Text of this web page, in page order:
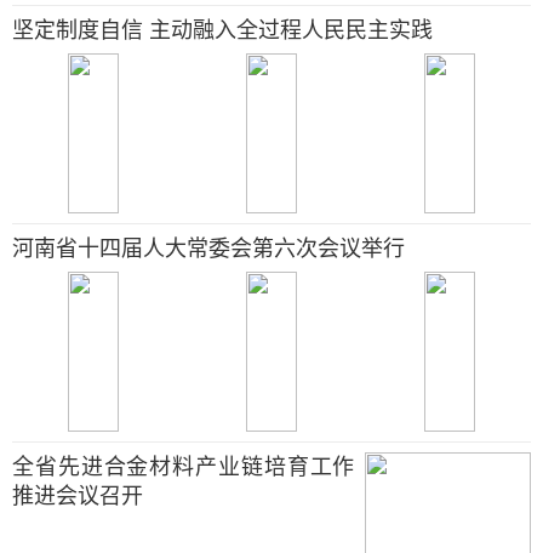
坚定制度自信 主动融入全过程人民民主实践
河南省十四届人大常委会第六次会议举行
全省先进合金材料产业链培育工作
推进会议召开